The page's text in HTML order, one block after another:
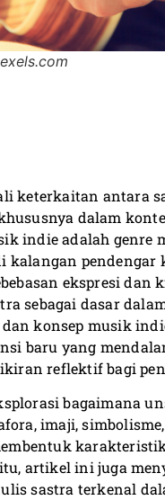
keterkaitan antara
dalam
indie adalah genre
kalangan pendengar
ekspresi dan
sebagai dasar
konsep musik
baru yang
reflektif bagi
bagaimana
imaji,
artikel ini juga
sastra terkenal